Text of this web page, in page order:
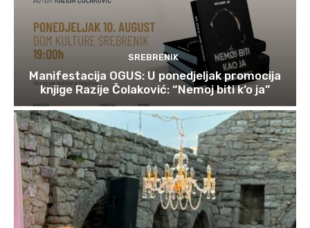
SREBRENIK
Manifestacija OGUS: U ponedjeljak promocija
knjige Razije Čolaković: “Nemoj biti k’o ja”